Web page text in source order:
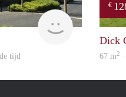
rent
tijd
€
Dick
67 m2